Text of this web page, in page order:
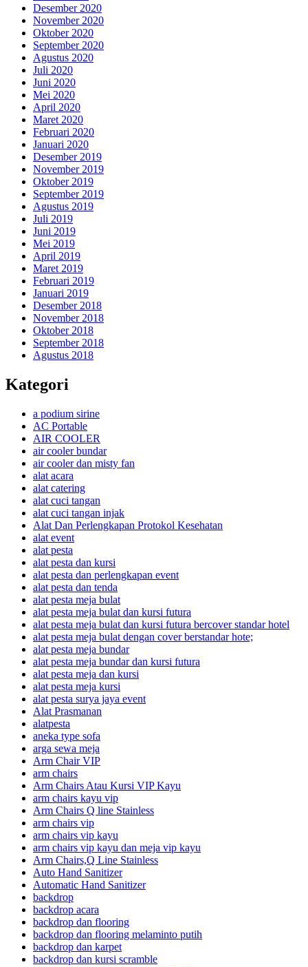
Desember 2020
November 2020
Oktober 2020
September 2020
Agustus 2020
Juli 2020
Juni 2020
Mei 2020
April 2020
Maret 2020
Februari 2020
Januari 2020
Desember 2019
November 2019
Oktober 2019
September 2019
Agustus 2019
Juli 2019
Juni 2019
Mei 2019
April 2019
Maret 2019
Februari 2019
Januari 2019
Desember 2018
November 2018
Oktober 2018
September 2018
Agustus 2018
Kategori
a podium sirine
AC Portable
AIR COOLER
air cooler bundar
air cooler dan misty fan
alat acara
alat catering
alat cuci tangan
alat cuci tangan injak
Alat Dan Perlengkapan Protokol Kesehatan
alat event
alat pesta
alat pesta dan kursi
alat pesta dan perlengkapan event
alat pesta dan tenda
alat pesta meja bulat
alat pesta meja bulat dan kursi futura
alat pesta meja bulat dan kursi futura bercover standar hotel
alat pesta meja bulat dengan cover berstandar hote;
alat pesta meja bundar
alat pesta meja bundar dan kursi futura
alat pesta meja dan kursi
alat pesta meja kursi
alat pesta surya jaya event
Alat Prasmanan
alatpesta
aneka type sofa
arga sewa meja
Arm Chair VIP
arm chairs
Arm Chairs Atau Kursi VIP Kayu
arm chairs kayu vip
Arm Chairs Q line Stainless
arm chairs vip
arm chairs vip kayu
arm chairs vip kayu dan meja vip kayu
Arm Chairs,Q Line Stainless
Auto Hand Sanitizer
Automatic Hand Sanitizer
backdrop
backdrop acara
backdrop dan flooring
backdrop dan flooring melaminto putih
backdrop dan karpet
backdrop dan kursi scramble